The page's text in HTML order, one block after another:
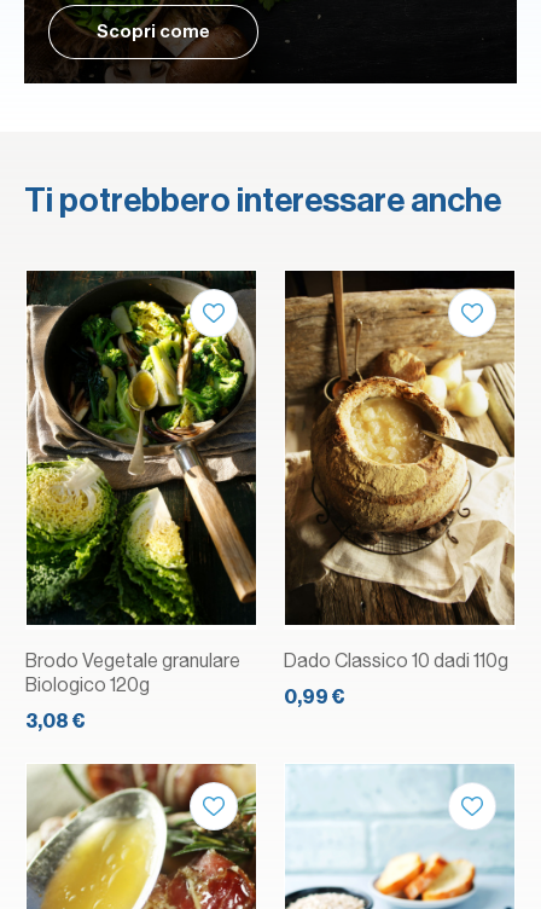
Scopri come
Ti potrebbero interessare anche
Brodo Vegetale granulare
Biologico 120g
3,08 €
Dado Classico 10 dadi 110g
0,99 €